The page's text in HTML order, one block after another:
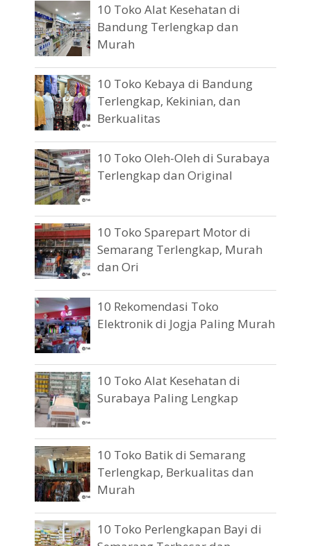
10 Toko Alat Kesehatan di
Bandung Terlengkap dan
Murah
10 Toko Kebaya di Bandung
Terlengkap, Kekinian, dan
Berkualitas
10 Toko Oleh-Oleh di Surabaya
Terlengkap dan Original
10 Toko Sparepart Motor di
Semarang Terlengkap, Murah
dan Ori
10 Rekomendasi Toko
Elektronik di Jogja Paling Murah
10 Toko Alat Kesehatan di
Surabaya Paling Lengkap
10 Toko Batik di Semarang
Terlengkap, Berkualitas dan
Murah
10 Toko Perlengkapan Bayi di